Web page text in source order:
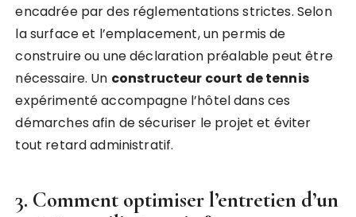
encadrée par des réglementations strictes. Selon
la surface et l’emplacement, un permis de
construire ou une déclaration préalable peut être
nécessaire. Un constructeur court de tennis
expérimenté accompagne l’hôtel dans ces
démarches afin de sécuriser le projet et éviter
tout retard administratif.
3. Comment optimiser l’entretien d’un